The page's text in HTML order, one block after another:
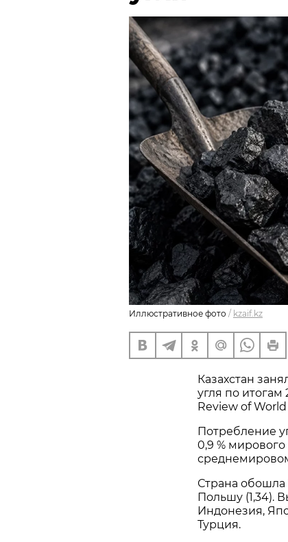
Иллюстративное фото / kzaif.kz
Казахстан
угля по итогам
Review of
Потребление
0,9 % мирового
Страна обошла
Польшу (1,34).
Индонезия,
Турция.